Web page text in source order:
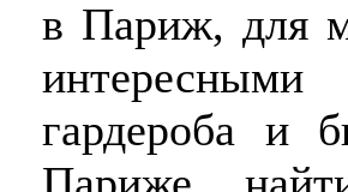
в Париж, для
гардероба и